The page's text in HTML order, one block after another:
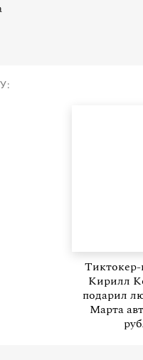
Кирилл
подарил
Марта